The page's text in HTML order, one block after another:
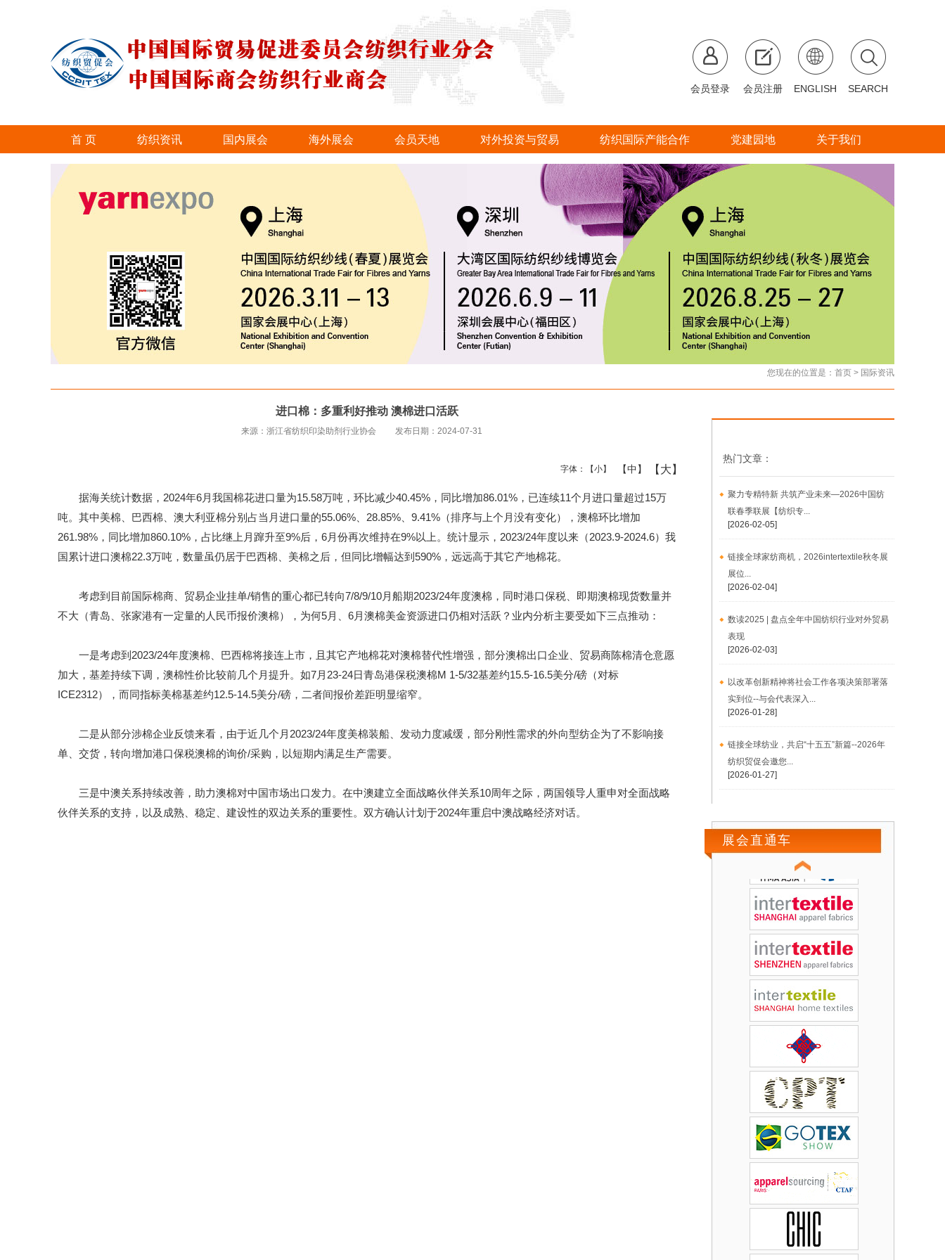
会员登录 会员注册 ENGLISH SEARCH
首 页 纺织资讯 国内展会 海外展会 会员天地 对外投资与贸易 纺织国际产能合作 党建园地 关于我们
您现在的位置是： 首页 > 国际资讯
进口棉：多重利好推动 澳棉进口活跃
来源：浙江省纺织印染助剂行业协会 发布日期：2024-07-31
字体： 【小】 【中】 【大】
据海关统计数据，2024年6月我国棉花进口量为15.58万吨，环比减少40.45%，同比增加86.01%，已连续11个月进口量超过15万
吨。其中美棉、巴西棉、澳大利亚棉分别占当月进口量的55.06%、28.85%、9.41%（排序与上个月没有变化），澳棉环比增加
261.98%，同比增加860.10%，占比继上月蹿升至9%后，6月份再次维持在9%以上。统计显示，2023/24年度以来（2023.9-2024.6）我
国累计进口澳棉22.3万吨，数量虽仍居于巴西棉、美棉之后，但同比增幅达到590%，远远高于其它产地棉花。
考虑到目前国际棉商、贸易企业挂单/销售的重心都已转向7/8/9/10月船期2023/24年度澳棉，同时港口保税、即期澳棉现货数量并
不大（青岛、张家港有一定量的人民币报价澳棉），为何5月、6月澳棉美金资源进口仍相对活跃？业内分析主要受如下三点推动：
一是考虑到2023/24年度澳棉、巴西棉将接连上市，且其它产地棉花对澳棉替代性增强，部分澳棉出口企业、贸易商陈棉清仓意愿
加大，基差持续下调，澳棉性价比较前几个月提升。如7月23-24日青岛港保税澳棉M 1-5/32基差约15.5-16.5美分/磅（对标
ICE2312），而同指标美棉基差约12.5-14.5美分/磅，二者间报价差距明显缩窄。
二是从部分涉棉企业反馈来看，由于近几个月2023/24年度美棉装船、发动力度减缓，部分刚性需求的外向型纺企为了不影响接
单、交货，转向增加港口保税澳棉的询价/采购，以短期内满足生产需要。
三是中澳关系持续改善，助力澳棉对中国市场出口发力。在中澳建立全面战略伙伴关系10周年之际，两国领导人重申对全面战略
伙伴关系的支持，以及成熟、稳定、建设性的双边关系的重要性。双方确认计划于2024年重启中澳战略经济对话。
热门文章：
聚力专精特新 共筑产业未来—2026中国纺
联春季联展【纺织专...
[2026-02-05]
链接全球家纺商机，2026intertextile秋冬展
展位...
[2026-02-04]
数读2025 | 盘点全年中国纺织行业对外贸易
表现
[2026-02-03]
以改革创新精神将社会工作各项决策部署落
实到位--与会代表深入...
[2026-01-28]
链接全球纺业，共启“十五五”新篇--2026年
纺织贸促会邀您...
[2026-01-27]
展会直通车